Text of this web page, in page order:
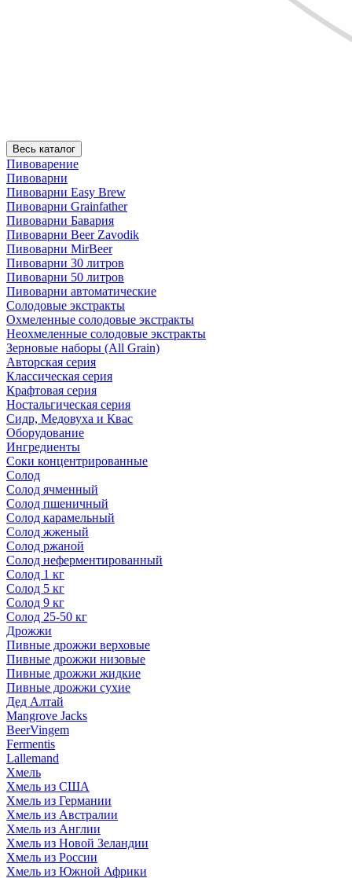
Весь каталог
Пивоварение
Пивоварни
Пивоварни Easy Brew
Пивоварни Grainfather
Пивоварни Бавария
Пивоварни Beer Zavodik
Пивоварни MirBeer
Пивоварни 30 литров
Пивоварни 50 литров
Пивоварни автоматические
Солодовые экстракты
Охмеленные солодовые экстракты
Неохмеленные солодовые экстракты
Зерновые наборы (All Grain)
Авторская серия
Классическая серия
Крафтовая серия
Ностальгическая серия
Сидр, Медовуха и Квас
Оборудование
Ингредиенты
Соки концентрированные
Солод
Солод ячменный
Солод пшеничный
Солод карамельный
Солод жженый
Солод ржаной
Солод неферментированный
Солод 1 кг
Солод 5 кг
Солод 9 кг
Солод 25-50 кг
Дрожжи
Пивные дрожжи верховые
Пивные дрожжи низовые
Пивные дрожжи жидкие
Пивные дрожжи сухие
Дед Алтай
Mangrove Jacks
BeerVingem
Fermentis
Lallemand
Хмель
Хмель из США
Хмель из Германии
Хмель из Австралии
Хмель из Англии
Хмель из Новой Зеландии
Хмель из России
Хмель из Южной Африки